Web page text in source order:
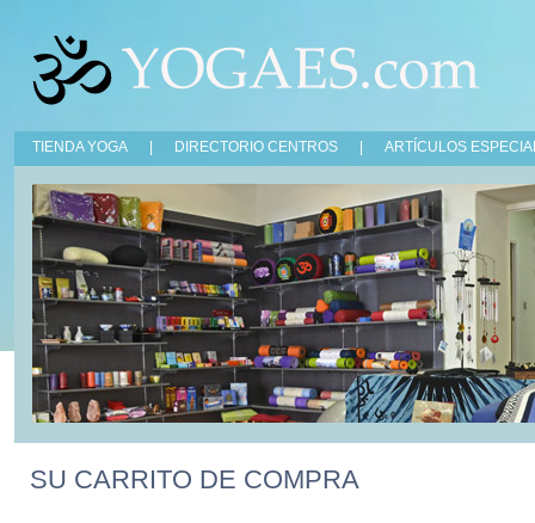
TIENDA YOGA DIRECTORIO CENTROS ARTÍCULOS
SU CARRITO DE COMPRA